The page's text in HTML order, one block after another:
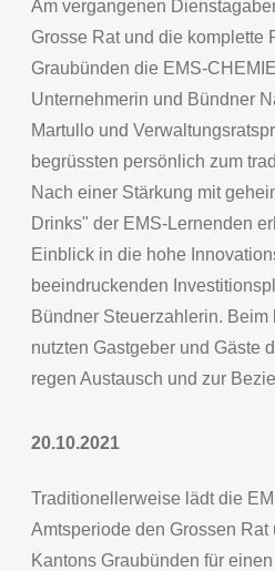
Am vergangenen
Grosse Rat und die komplette
Graubünden die EMS-
Unternehmerin und Bündner
Martullo und
begrüssten persönlich zum
Nach einer Stärkung mit
Drinks" der EMS-Lernenden
Einblick in die hohe
beeindruckenden
Bündner Steuerzahlerin.
nutzten Gastgeber und Gäste
regen Austausch und zur
20.10.2021
Traditionellerweise lädt die
Amtsperiode den Grossen
Kantons Graubünden für